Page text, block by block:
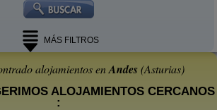
MÁS FILTROS
alojamientos enAndes(Asturias)
ALOJAMIENTOS CERCANOS
: